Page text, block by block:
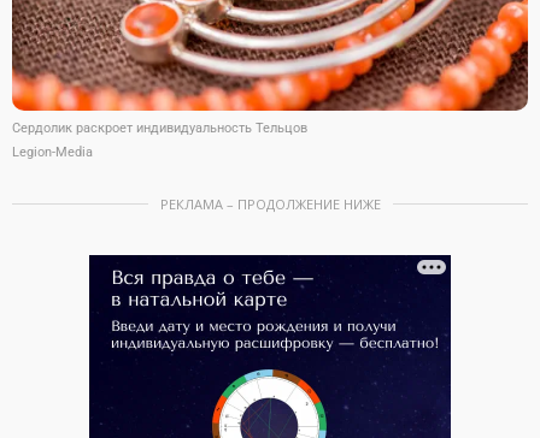
Сердолик раскроет индивидуальность Тельцов
Legion-Media
РЕКЛАМА – ПРОДОЛЖЕНИЕ НИЖЕ